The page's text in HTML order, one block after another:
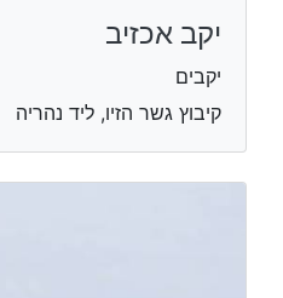
יקב אכזיב
יקבים
קיבוץ גשר הזיו, ליד נהריה